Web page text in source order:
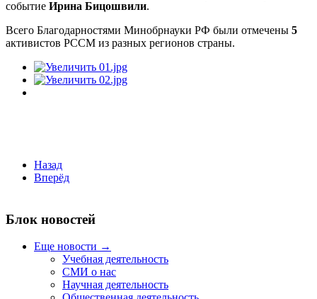
событие Ирина Бицошвили.
Всего Благодарностями Минобрнауки РФ были отмечены 5
активистов РССМ из разных регионов страны.
Назад
Вперёд
Блок новостей
Еще новости →
Учебная деятельность
СМИ о нас
Научная деятельность